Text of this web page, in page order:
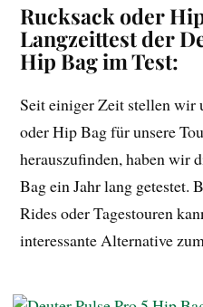
Rucksack oder
Langzeittest der
Hip Bagim Test:
Seit einiger Zeit stellen wir
oder Hip Bag für unsere
herauszufinden, haben wir
Bag ein Jahr lang getestet.
Rides oder Tagestouren
interessante Alternative